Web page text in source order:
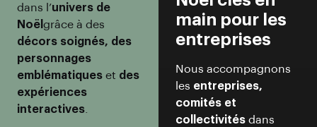
dans l’univers de
Noël grâce à des
décors soignés, des
personnages
emblématiques et des
expériences
interactives.
main pour les
entreprises
Nous accompagnons
les entreprises,
comités et
collectivités dans